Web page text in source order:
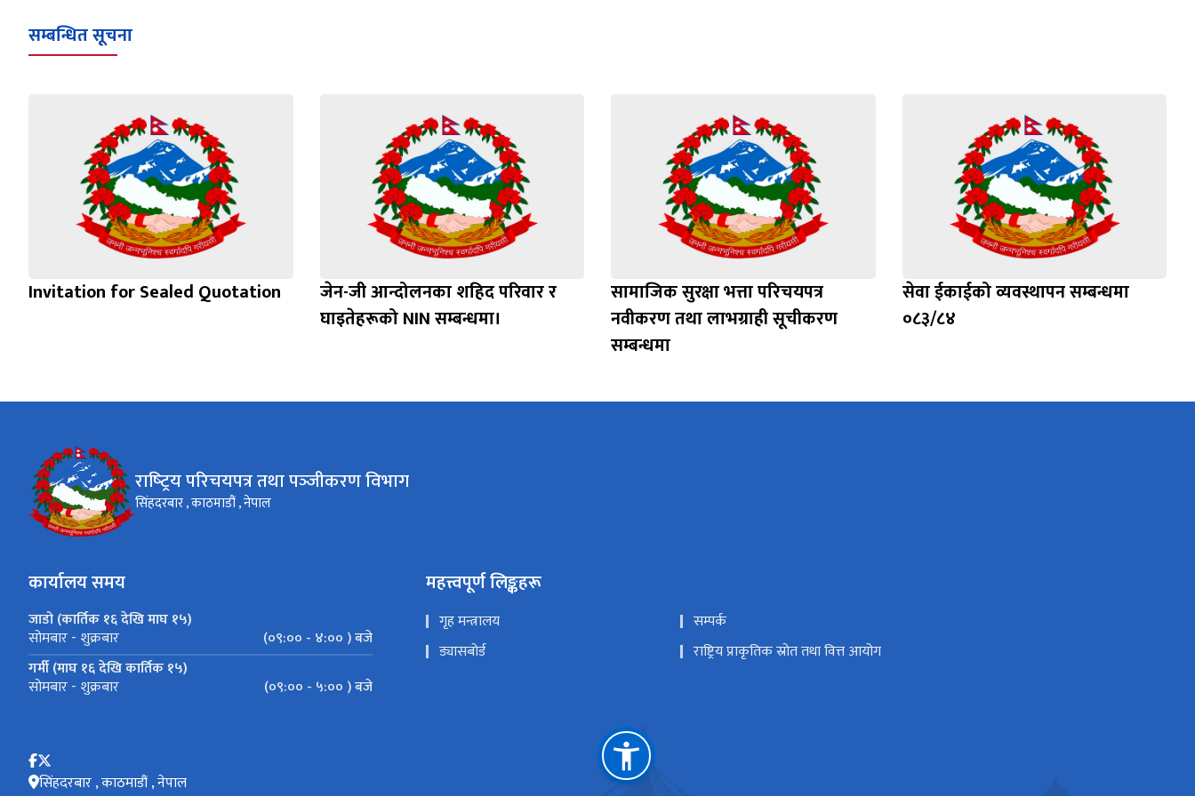
सम्बन्धित सूचना
Invitation for Sealed Quotation
जेन-जी आन्दोलनका शहिद परिवार र
घाइतेहरूको NIN सम्बन्धमा।
सामाजिक सुरक्षा भत्ता परिचयपत्र
नवीकरण तथा लाभग्राही सूचीकरण
सम्बन्धमा
सेवा ईकाईको व्यवस्थापन सम्बन्धमा
०८३/८४
राष्‍ट्रिय परिचयपत्र तथा पञ्‍जीकरण विभाग
सिंहदरबार , काठमाडौं , नेपाल
कार्यालय समय
जाडो (कार्तिक १६ देखि माघ १५)
सोमबार - शुक्रबार
(०९:०० - ४:०० ) बजे
गर्मी (माघ १६ देखि कार्तिक १५)
सोमबार - शुक्रबार (०९:०० - ५:०० ) बजे
महत्त्वपूर्ण लिङ्कहरू
गृह मन्त्रालय
सम्पर्क
ड्यासबोर्ड
राष्ट्रिय प्राकृतिक स्रोत तथा वित्त आयोग
सिंहदरबार , काठमाडौं , नेपाल